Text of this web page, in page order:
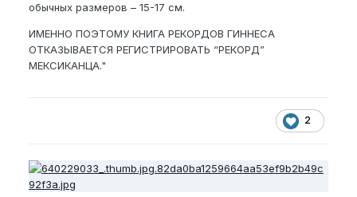
обычных размеров – 15-17 см.
ИМЕННО ПОЭТОМУ КНИГА РЕКОРДОВ ГИННЕСА
ОТКАЗЫВАЕТСЯ РЕГИСТРИРОВАТЬ “РЕКОРД”
МЕКСИКАНЦА."
2